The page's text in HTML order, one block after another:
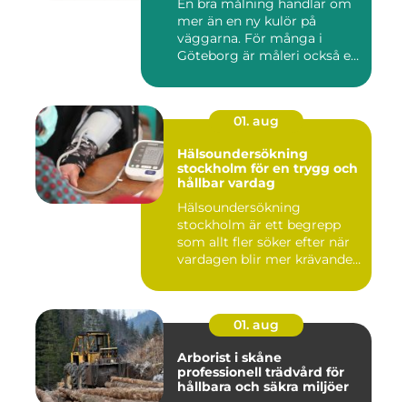
En bra målning handlar om
mer än en ny kulör på
väggarna. För många i
Göteborg är måleri också ett
01. aug
Hälsoundersökning
stockholm för en trygg och
hållbar vardag
Hälsoundersökning
stockholm är ett begrepp
som allt fler söker efter när
vardagen blir mer krävande
01. aug
Arborist i skåne
professionell trädvård för
hållbara och säkra miljöer